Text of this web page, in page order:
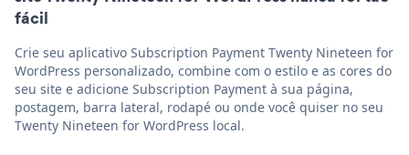
fácil
Crie seu aplicativo Subscription Payment Twenty Nineteen for
WordPress personalizado, combine com o estilo e as cores do
seu site e adicione Subscription Payment à sua página,
postagem, barra lateral, rodapé ou onde você quiser no seu
Twenty Nineteen for WordPress local.